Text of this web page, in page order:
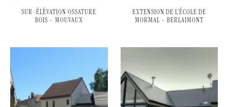
SUR-ÉLÉVATION OSSATURE
BOIS – MOUVAUX
EXTENSION DE L’ÉCOLE DE
MORMAL – BERLAIMONT